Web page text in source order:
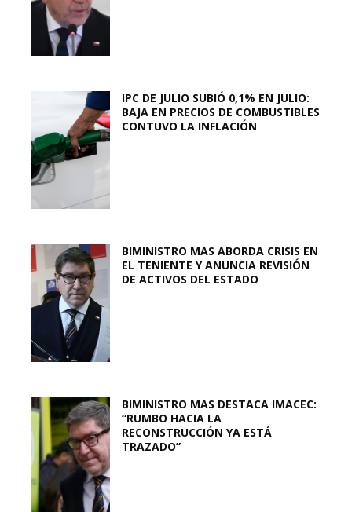
IPC DE JULIO SUBIÓ 0,1% EN JULIO:
BAJA EN PRECIOS DE COMBUSTIBLES
CONTUVO LA INFLACIÓN
BIMINISTRO MAS ABORDA CRISIS EN
EL TENIENTE Y ANUNCIA REVISIÓN
DE ACTIVOS DEL ESTADO
BIMINISTRO MAS DESTACA IMACEC:
“RUMBO HACIA LA
RECONSTRUCCIÓN YA ESTÁ
TRAZADO”